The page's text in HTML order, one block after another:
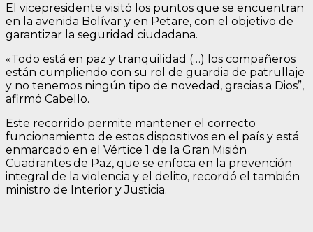
El vicepresidente visitó los puntos que se encuentran
en la avenida Bolívar y en Petare, con el objetivo de
garantizar la seguridad ciudadana.
«Todo está en paz y tranquilidad (…) los compañeros
están cumpliendo con su rol de guardia de patrullaje
y no tenemos ningún tipo de novedad, gracias a Dios”,
afirmó Cabello.
Este recorrido permite mantener el correcto
funcionamiento de estos dispositivos en el país y está
enmarcado en el Vértice 1 de la Gran Misión
Cuadrantes de Paz, que se enfoca en la prevención
integral de la violencia y el delito, recordó el también
ministro de Interior y Justicia.